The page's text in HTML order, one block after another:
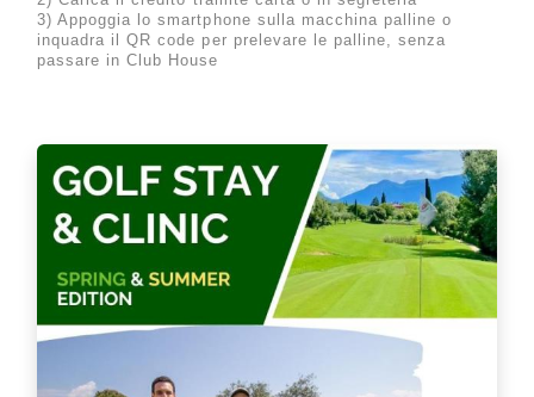
3) Appoggia lo smartphone sulla macchina palline o
inquadra il QR code per prelevare le palline, senza
passare in Club House